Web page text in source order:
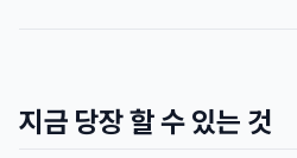
지금 당장 할 수 있는 것